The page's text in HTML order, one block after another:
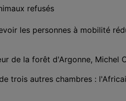
refusés
les personnes à mobilité
de la forêt d'Argonne, Michel
trois autres chambres :